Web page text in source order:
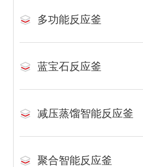
多功能反应釜
蓝宝石反应釜
减压蒸馏智能反应釜
聚合智能反应釜